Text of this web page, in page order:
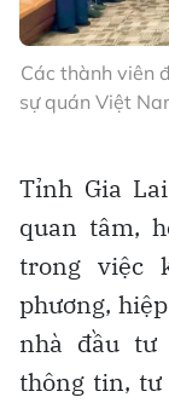
Các thành viên
sự quán Việt
Tỉnh Gia
quan tâm,
trong việc
phương,
nhà đầu
thông tin, tư